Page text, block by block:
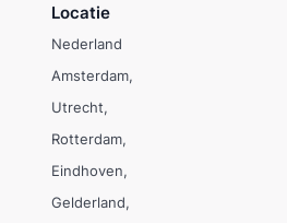
Locatie
Nederland
Amsterdam
Utrecht
Rotterdam
Eindhoven
Gelderland